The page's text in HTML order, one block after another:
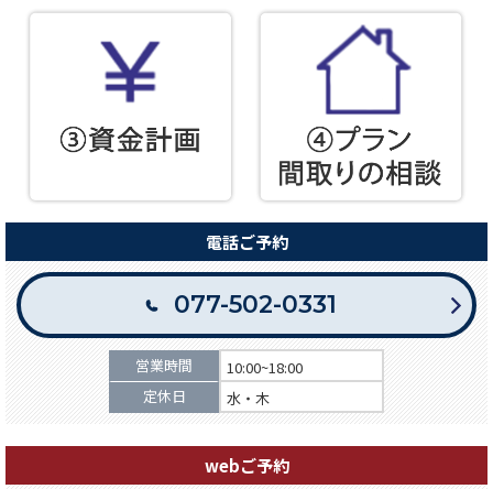
電話ご予約
077-502-0331
営業時間
10:00~18:00
定休日
水・木
webご予約